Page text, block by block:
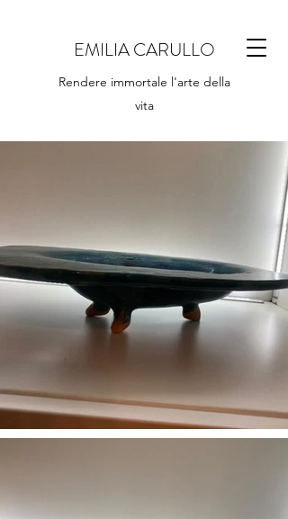
EMILIA CARULLO
Rendere immortale l'arte della
vita